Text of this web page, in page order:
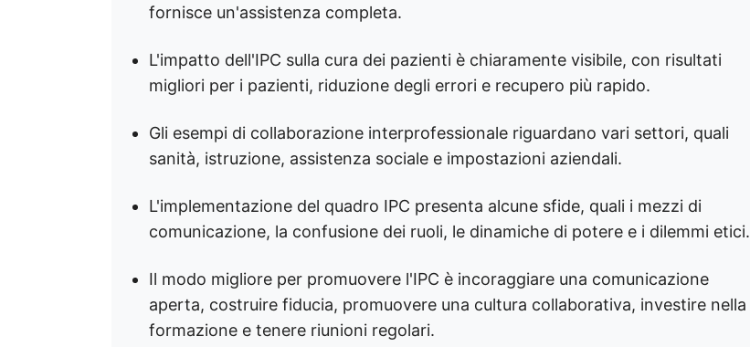
fornisce un'assistenza completa.
L'impatto dell'IPC sulla cura dei pazienti è chiaramente visibile, con risultati
migliori per i pazienti, riduzione degli errori e recupero più rapido.
Gli esempi di collaborazione interprofessionale riguardano vari settori, quali
sanità, istruzione, assistenza sociale e impostazioni aziendali.
L'implementazione del quadro IPC presenta alcune sfide, quali i mezzi di
comunicazione, la confusione dei ruoli, le dinamiche di potere e i dilemmi etici.
Il modo migliore per promuovere l'IPC è incoraggiare una comunicazione
aperta, costruire fiducia, promuovere una cultura collaborativa, investire nella
formazione e tenere riunioni regolari.